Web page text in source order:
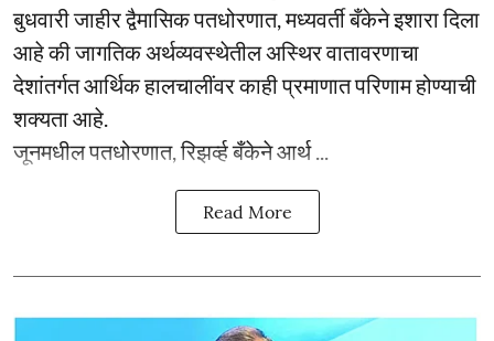
बुधवारी जाहीर द्वैमासिक पतधोरणात, मध्यवर्ती बँकेने इशारा दिला
आहे की जागतिक अर्थव्यवस्थेतील अस्थिर वातावरणाचा
देशांतर्गत आर्थिक हालचालींवर काही प्रमाणात परिणाम होण्याची
शक्यता आहे.
जूनमधील पतधोरणात, रिझर्व्ह बँकेने आर्थ ...
Read More